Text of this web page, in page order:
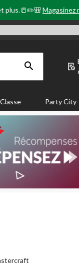
plus.📒✏️🎒Magasinez
Party City